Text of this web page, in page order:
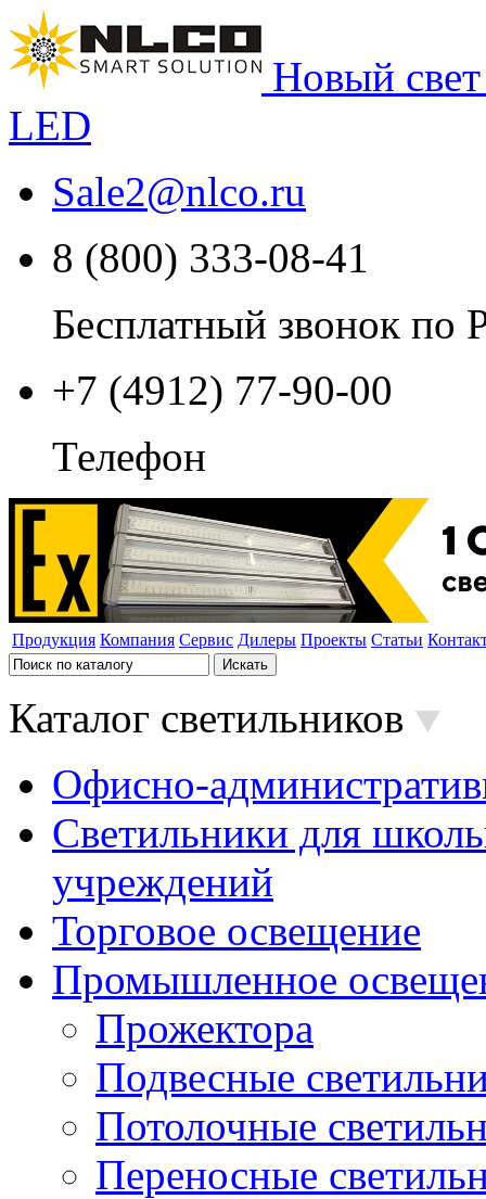
Новый
LED
Sale2@nlco.ru
8 (800) 333-08-41
Бесплатный звонок по
+7 (4912) 77-90-00
Телефон
Продукция Компания Сервис Дилеры Проекты Статьи
Каталог светильников
Офисно-
Светильники для
учреждений
Торговое освещение
Промышленное
Прожектора
Подвесные
Потолочные
Переносные